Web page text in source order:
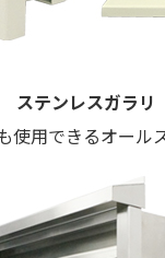
ステンレスガラリ
使用できるオール